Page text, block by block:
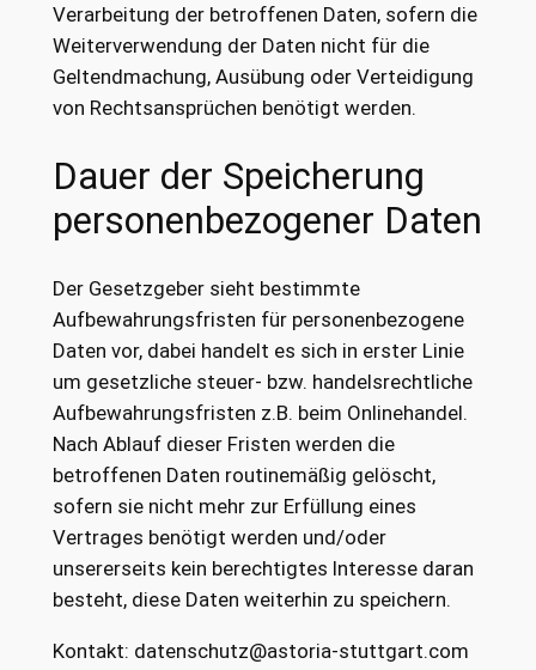
Verarbeitung der betroffenen Daten, sofern die
Weiterverwendung der Daten nicht für die
Geltendmachung, Ausübung oder Verteidigung
von Rechtsansprüchen benötigt werden.
Dauer der Speicherung
personenbezogener Daten
Der Gesetzgeber sieht bestimmte
Aufbewahrungsfristen für personenbezogene
Daten vor, dabei handelt es sich in erster Linie
um gesetzliche steuer- bzw. handelsrechtliche
Aufbewahrungsfristen z.B. beim Onlinehandel.
Nach Ablauf dieser Fristen werden die
betroffenen Daten routinemäßig gelöscht,
sofern sie nicht mehr zur Erfüllung eines
Vertrages benötigt werden und/oder
unsererseits kein berechtigtes Interesse daran
besteht, diese Daten weiterhin zu speichern.
Kontakt: datenschutz@astoria-stuttgart.com